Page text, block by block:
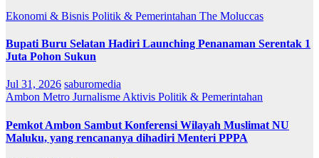
Ekonomi & Bisnis Politik & Pemerintahan The Moluccas
Bupati Buru Selatan Hadiri Launching Penanaman Serentak 1
Juta Pohon Sukun
Jul 31, 2026 saburomedia
Ambon Metro Jurnalisme Aktivis Politik & Pemerintahan
Pemkot Ambon Sambut Konferensi Wilayah Muslimat NU
Maluku, yang rencananya dihadiri Menteri PPPA